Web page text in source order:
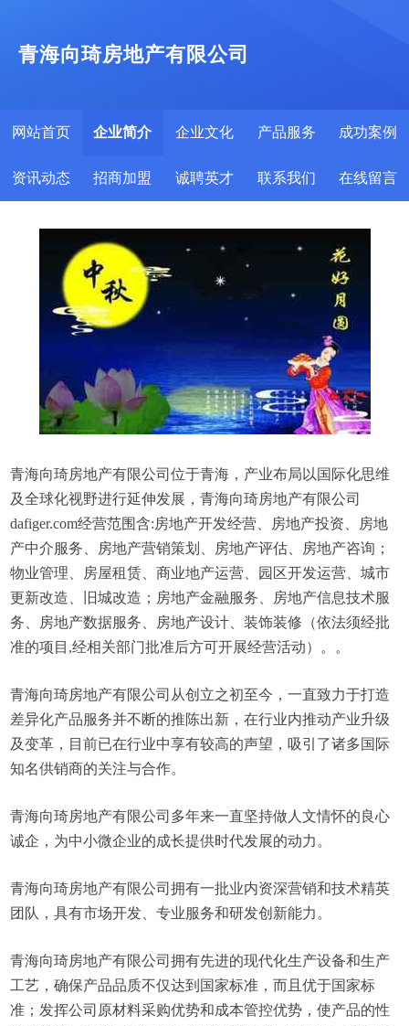
青海向琦房地产有限公司
网站首页 企业简介 企业文化 产品服务 成功案例
资讯动态 招商加盟 诚聘英才 联系我们 在线留言
青海向琦房地产有限公司位于青海，产业布局以国际化思维
及全球化视野进行延伸发展，青海向琦房地产有限公司
dafiger.com经营范围含:房地产开发经营、房地产投资、房地
产中介服务、房地产营销策划、房地产评估、房地产咨询；
物业管理、房屋租赁、商业地产运营、园区开发运营、城市
更新改造、旧城改造；房地产金融服务、房地产信息技术服
务、房地产数据服务、房地产设计、装饰装修（依法须经批
准的项目,经相关部门批准后方可开展经营活动）。。
青海向琦房地产有限公司从创立之初至今，一直致力于打造
差异化产品服务并不断的推陈出新，在行业内推动产业升级
及变革，目前已在行业中享有较高的声望，吸引了诸多国际
知名供销商的关注与合作。
青海向琦房地产有限公司多年来一直坚持做人文情怀的良心
诚企，为中小微企业的成长提供时代发展的动力。
青海向琦房地产有限公司拥有一批业内资深营销和技术精英
团队，具有市场开发、专业服务和研发创新能力。
青海向琦房地产有限公司拥有先进的现代化生产设备和生产
工艺，确保产品品质不仅达到国家标准，而且优于国家标
准；发挥公司原材料采购优势和成本管控优势，使产品的性